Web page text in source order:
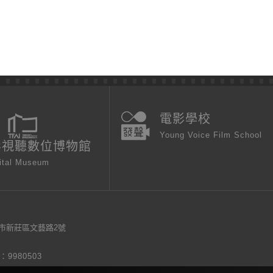
聽數位博物館
Museum
電影學校
Young Voice Film School
新莊區文藝路2號
9980503